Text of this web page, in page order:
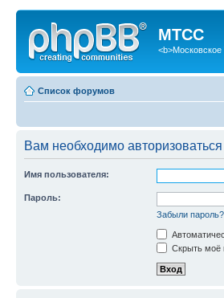
МТСС
Список форумов
Вам необходимо
Имя пользователя:
Пароль:
Забыли пароль?
Скрыть моё